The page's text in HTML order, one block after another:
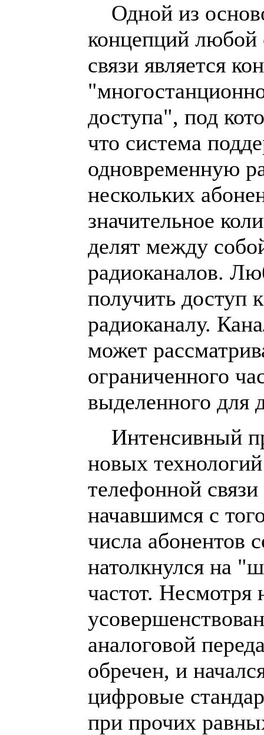
Одной из
концепций любой
связи является
доступа", под
что система
одновременную
нескольких
значительное
делят между
радиоканалов.
получить доступ
радиоканалу.
может
ограниченного
выделенного для
Интенсивный
новых
телефонной
начавшимся с
числа абонентов
натолкнулся на
частот. Несмотря
аналоговой
обречен, и
цифровые
при прочих